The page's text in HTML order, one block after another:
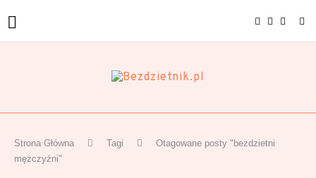
Strona Główna Tagi
Otagowane posty "bezdzietni
mężczyźni"